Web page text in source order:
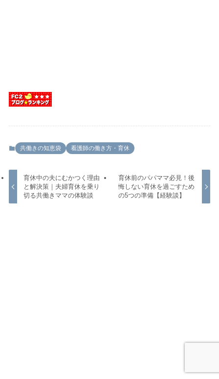
共働きの知恵袋 看護師の働き方・育休
育休中の夫にむかつく理由
と解決策｜夫婦育休を乗り
切る共働きママの体験談
育休前のパパママ必見！後
悔しない育休を過ごすため
の5つの準備【経験談】